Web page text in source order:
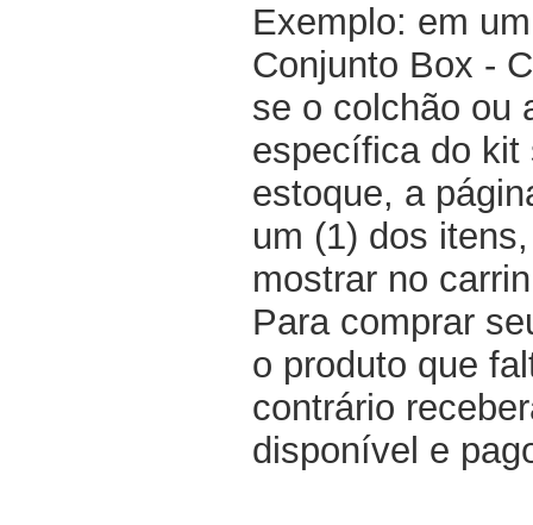
Exemplo: em
Conjunto Box -
se o colchão ou
específica do kit
estoque, a
um (1) dos
mostrar no
Para comprar
o produto que
contrário
disponível e